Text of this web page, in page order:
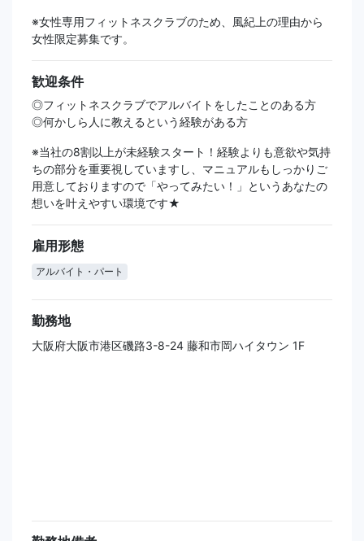
※女性専用フィットネスクラブのため、風紀上の理由から
女性限定募集です。
歓迎条件
◎フィットネスクラブでアルバイトをしたことのある方
◎何かしら人に教えるという経験がある方
※当社の8割以上が未経験スタート！経験よりも意欲や気持
ちの部分を重要視していますし、マニュアルもしっかりご
用意しておりますので「やってみたい！」というあなたの
想いを叶えやすい環境です★
雇用形態
アルバイト・パート
勤務地
大阪府大阪市港区磯路3-8-24 藤和市岡ハイタウン 1F